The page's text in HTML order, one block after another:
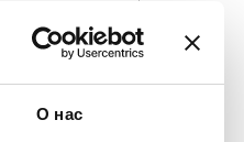
О нас
системе